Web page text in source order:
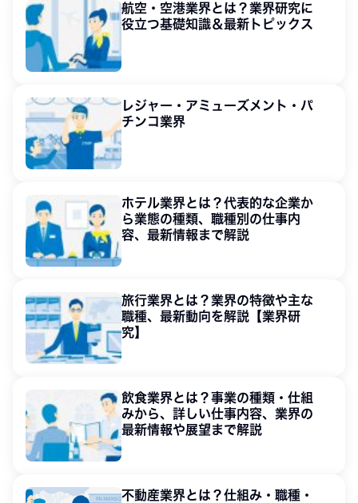
航空・空港業界とは？業界研究に
役立つ基礎知識＆最新トピックス
レジャー・アミューズメント・パ
チンコ業界
ホテル業界とは？代表的な企業か
ら業態の種類、職種別の仕事内
容、最新情報まで解説
旅行業界とは？業界の特徴や主な
職種、最新動向を解説【業界研
究】
飲食業界とは？事業の種類・仕組
みから、詳しい仕事内容、業界の
最新情報や展望まで解説
不動産業界とは？仕組み・職種・